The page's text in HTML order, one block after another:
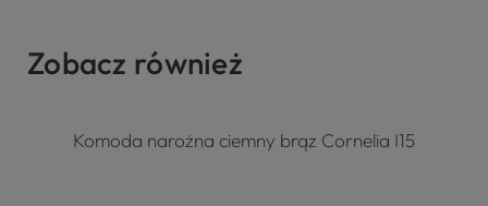
Zobacz również
Komoda narożna ciemny brąz Cornelia I15